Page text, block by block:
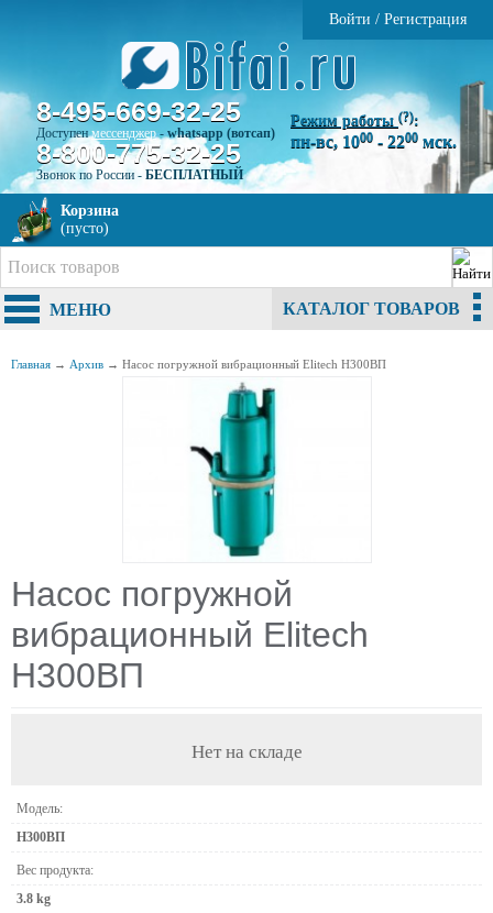
Войти / Регистрация
8-495-669-32-25
Доступенмессенджер-whatsapp (вотсап)
8-800-775-32-25
Звонок по России - БЕСПЛАТНЫЙ
Режим работы (?):
пн-вс, 1000 - 2200 мск.
Корзина
(пусто)
МЕНЮ КАТАЛОГ ТОВАРОВ
Главная → Архив → Насос погружной вибрационный Elitech Н300ВП
Насос погружной
вибрационный Elitech
Н300ВП
Нет на складе
Модель:
Н300ВП
Вес продукта:
3.8 kg